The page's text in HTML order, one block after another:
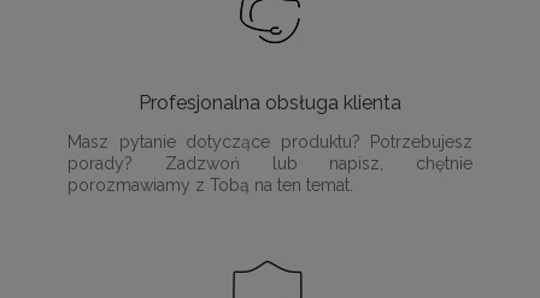
Profesjonalna obsługa klienta
Masz pytanie dotyczące produktu? Potrzebujesz
porady? Zadzwoń lub napisz, chętnie
porozmawiamy z Tobą na ten temat.